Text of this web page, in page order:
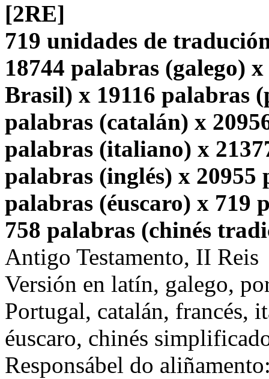
[2RE]
719 unidades de
18744 palabras (galego)
Brasil) x 19116 palabras
palabras (catalán) x
palabras (italiano) x
palabras (inglés) x 20955
palabras (éuscaro) x 719
758 palabras (chinés
Antigo Testamento, II Reis
Versión en latín, galego,
Portugal, catalán, francés,
éuscaro, chinés
Responsábel do